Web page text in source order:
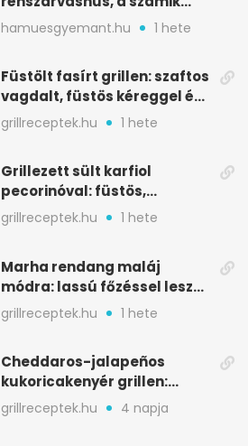
melegítő itala
hamuesgyemant.hu 1 hete
Füstölt fasírt grillen: szaftos
vagdalt, füstös kéreggel és
BBQ mázzal
grillreceptek.hu 1 hete
Grillezett sült karfiol
pecorinóval: füstös,
karamellizált nyári kedvenc
grillreceptek.hu 1 hete
Marha rendang maláj
módra: lassú főzéssel lesz
igazán szaftos
grillreceptek.hu 1 hete
Cheddaros-jalapeños
kukoricakenyér grillen:
ropogós alj, puha belső
grillreceptek.hu 4 napja